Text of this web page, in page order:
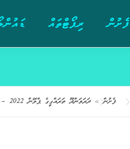
ރިޕޯޓްތައް ފެށުން
ފެށުން»ދަރަވަންދޫ ތަރައްގީގެ ޕްލޭން 2022 – 2026